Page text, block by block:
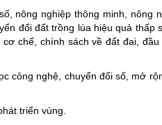
nông nghiệp thông minh, nông
đổi đất trồng lúa hiệu quả thấp
chế, chính sách về đất đai,
công nghệ, chuyển đổi số, mở
triển vùng.